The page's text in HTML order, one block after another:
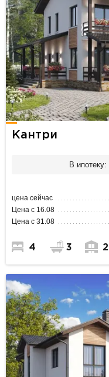
Кантри
В ипотеку:
цена сейчас
Цена с 16.08
Цена с 31.08
4 3 2